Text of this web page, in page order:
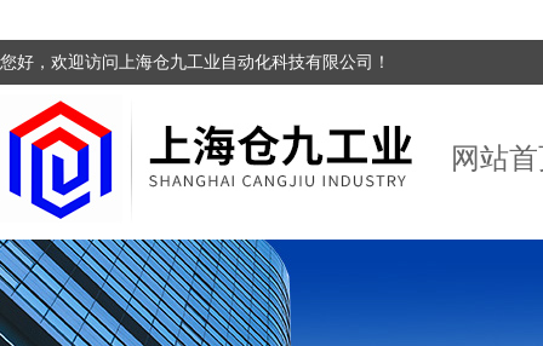
您好，欢迎访问上海仓九工业自动化科技有限公司！
网站